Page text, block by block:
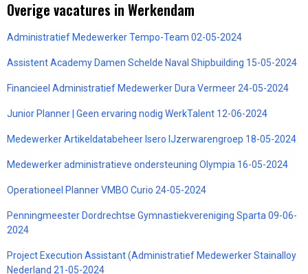
Overige vacatures in Werkendam
Administratief Medewerker Tempo-Team 02-05-2024
Assistent Academy Damen Schelde Naval Shipbuilding 15-05-2024
Financieel Administratief Medewerker Dura Vermeer 24-05-2024
Junior Planner | Geen ervaring nodig WerkTalent 12-06-2024
Medewerker Artikeldatabeheer Isero IJzerwarengroep 18-05-2024
Medewerker administratieve ondersteuning Olympia 16-05-2024
Operationeel Planner VMBO Curio 24-05-2024
Penningmeester Dordrechtse Gymnastiekvereniging Sparta 09-06-
2024
Project Execution Assistant (Administratief Medewerker Stainalloy
Nederland 21-05-2024